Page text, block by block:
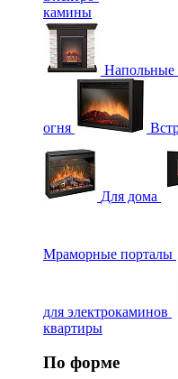
камины
Напольные
огня
Для дома
Мраморные порталы
для электрокаминов
квартиры
По форме